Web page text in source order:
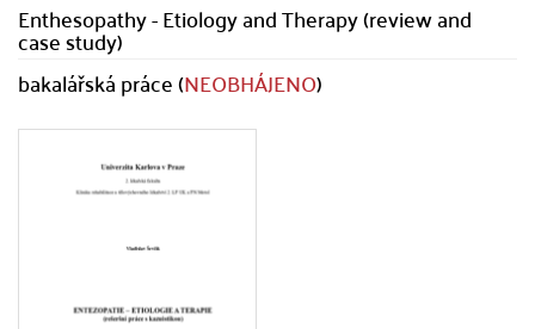
Enthesopathy - Etiology and Therapy (review and
case study)
bakalářská práce (NEOBHÁJENO)